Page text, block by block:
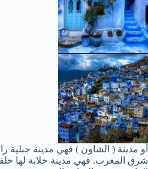
أو مدينة ( الشاون ) فهي مدينة جبلية
شرق المغرب. فهي مدينة خلابة لها